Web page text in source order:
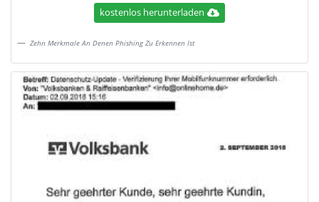
kostenlos herunterladen
Zehn Merkmale An Denen Phishing Zu Erkennen Ist